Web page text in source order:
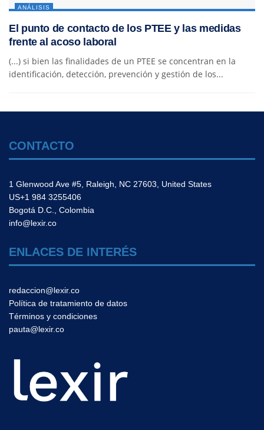
ANÁLISIS
El punto de contacto de los PTEE y las medidas
frente al acoso laboral
(...) si bien las finalidades de un PTEE se concentran en la
identificación, detección, prevención y gestión de los...
CONTACTO
1 Glenwood Ave #5, Raleigh, NC 27603, United States
US+1 984 3255406
Bogotá D.C., Colombia
info@lexir.co
ENLACES DE INTERÉS
redaccion@lexir.co
Política de tratamiento de datos
Términos y condiciones
pauta@lexir.co